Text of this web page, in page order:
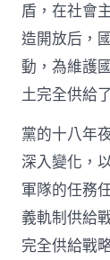
盾，在社會
造開放后，
動，為維護
土完全供給
黨的十八年
深入變化，
軍隊的任務
義軌制供給
完全供給戰